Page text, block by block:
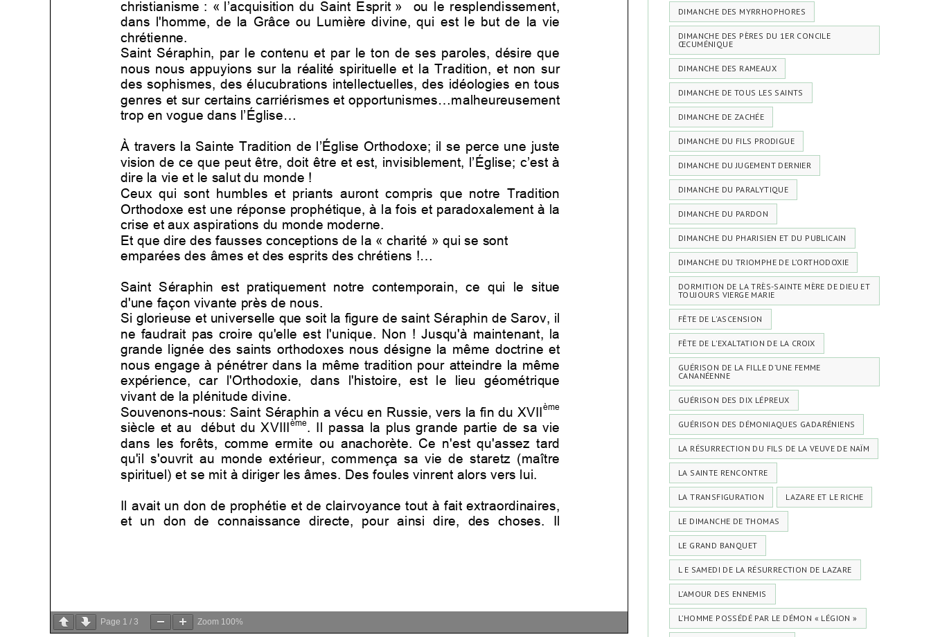
Page 1 / 3 Zoom 100%
DIMANCHE DES MYRRHOPHORES
DIMANCHE DES PÈRES DU 1ER CONCILE
ŒCUMÉNIQUE
DIMANCHE DES RAMEAUX
DIMANCHE DE TOUS LES SAINTS
DIMANCHE DE ZACHÉE
DIMANCHE DU FILS PRODIGUE
DIMANCHE DU JUGEMENT DERNIER
DIMANCHE DU PARALYTIQUE
DIMANCHE DU PARDON
DIMANCHE DU PHARISIEN ET DU PUBLICAIN
DIMANCHE DU TRIOMPHE DE L’ORTHODOXIE
DORMITION DE LA TRÈS-SAINTE MÈRE DE DIEU ET
TOUJOURS VIERGE MARIE
FÊTE DE L'ASCENSION
FÊTE DE L'EXALTATION DE LA CROIX
GUÉRISON DE LA FILLE D’UNE FEMME
CANANÉENNE
GUÉRISON DES DIX LÉPREUX
GUÉRISON DES DÉMONIAQUES GADARÉNIENS
LA RÉSURRECTION DU FILS DE LA VEUVE DE NAÏM
LA SAINTE RENCONTRE
LA TRANSFIGURATION LAZARE ET LE RICHE
LE DIMANCHE DE THOMAS
LE GRAND BANQUET
L E SAMEDI DE LA RÉSURRECTION DE LAZARE
L’AMOUR DES ENNEMIS
L’HOMME POSSÉDÉ PAR LE DÉMON « LÉGION »